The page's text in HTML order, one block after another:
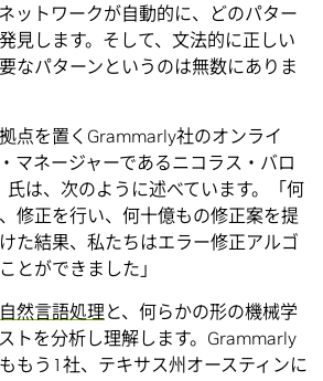
ットワークが自動的に、どのパター
見します。そして、文法的に正しい
なパターンというのは無数にありま
点を置くGrammarly社のオンライ
マネージャーであるニコラス・バロ
は、次のように述べています。「何
修正を行い、何十億もの修正案を提
た結果、私たちはエラー修正アルゴ
とができました」
自然言語処理 と、何らかの形の機械学
トを分析し理解します。Grammarly
もう1社、テキサス州オースティンに